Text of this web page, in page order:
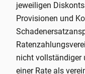
jeweiligen
Provisionen und
nicht vollständiger
einer Rate als